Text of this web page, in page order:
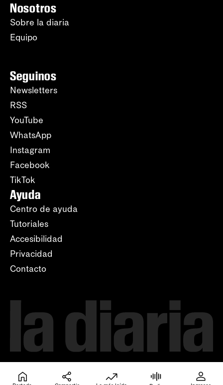
Nosotros
Sobre la diaria
Equipo
Seguinos
Newsletters
RSS
YouTube
WhatsApp
Instagram
Facebook
TikTok
Ayuda
Centro de ayuda
Tutoriales
Accesibilidad
Privacidad
Contacto